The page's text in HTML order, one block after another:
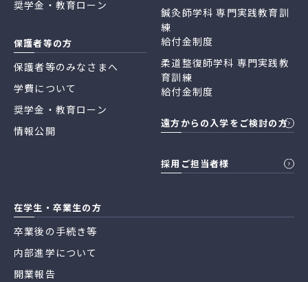
奨学金・教育ローン
保護者等の方
保護者等のみなさまへ
学費について
奨学金・教育ローン
情報公開
鍼灸師学科 専門実践教育訓
練
給付金制度
柔道整復師学科 専門実践教
育訓練
給付金制度
遠方からの入学をご検討の方
採用ご担当者様
在学生・卒業生の方
卒業後の手続き等
内部進学について
開業報告